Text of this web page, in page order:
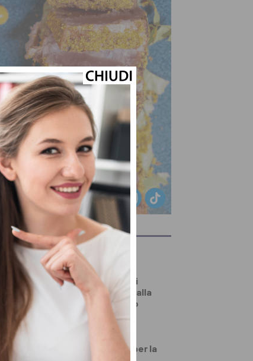
ULTIMI ARTICOLI
DALLA TOSCANA
Un’altra giornata di
incendi di bosco, dalla
Toscana al Mugello
Numeri da record per la